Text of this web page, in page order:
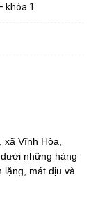
khóa 1
Vĩnh Hòa,
những hàng
lặng, mát dịu và